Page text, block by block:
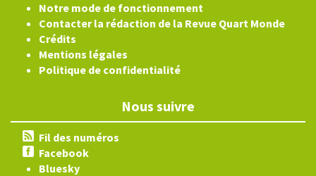
Notre mode de fonctionnement
Contacter la rédaction de la Revue Quart Monde
Crédits
Mentions légales
Politique de confidentialité
Nous suivre
Fil des numéros
Facebook
Bluesky